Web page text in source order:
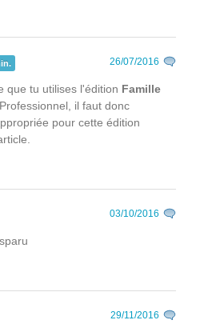
26/07/2016
que tu utilises l'édition Famille
il faut donc
pour cette édition
03/10/2016
29/11/2016